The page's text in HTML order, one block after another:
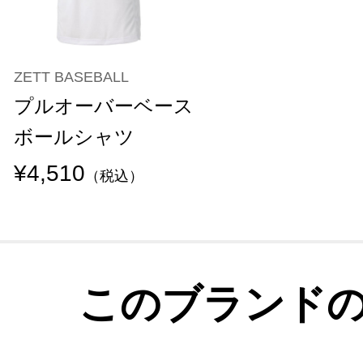
ZETT BASEBALL
プルオーバーベース
ボールシャツ
¥4,510 （税込）
このブランド